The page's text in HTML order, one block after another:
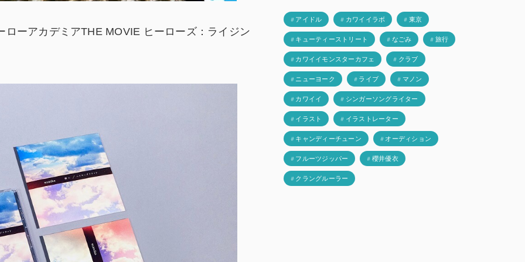
ーアカデミアTHE MOVIE ヒーローズ：ライジン
# アイドル # カワイイラボ # 東京
# キューティーストリート # なごみ # 旅行
# カワイイモンスターカフェ # クラブ
# ニューヨーク # ライブ # マノン
# カワイイ # シンガーソングライター
# イラスト # イラストレーター
# キャンディーチューン # オーディション
# フルーツジッパー # 櫻井優衣
# クラングルーラー